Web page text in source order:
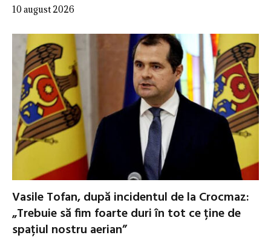
10 august 2026
Vasile Tofan, după incidentul de la Crocmaz:
„Trebuie să fim foarte duri în tot ce ține de
spațiul nostru aerian”